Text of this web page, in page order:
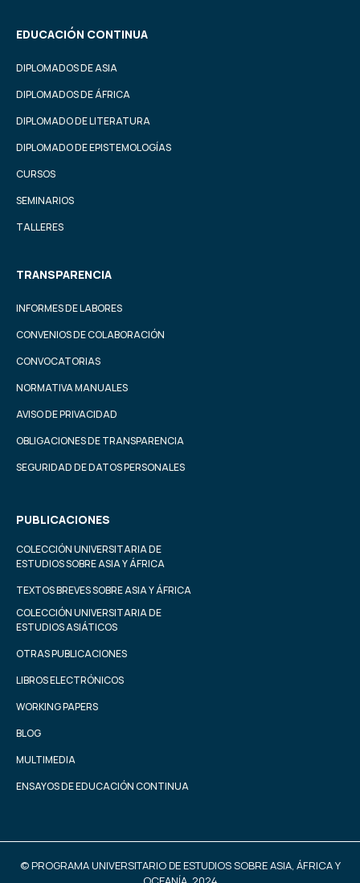
EDUCACIÓN CONTINUA
DIPLOMADOS DE ASIA
DIPLOMADOS DE ÁFRICA
DIPLOMADO DE LITERATURA
DIPLOMADO DE EPISTEMOLOGÍAS
CURSOS
SEMINARIOS
TALLERES
TRANSPARENCIA
INFORMES DE LABORES
CONVENIOS DE COLABORACIÓN
CONVOCATORIAS
NORMATIVA MANUALES
AVISO DE PRIVACIDAD
OBLIGACIONES DE TRANSPARENCIA
SEGURIDAD DE DATOS PERSONALES
PUBLICACIONES
COLECCIÓN UNIVERSITARIA DE
ESTUDIOS SOBRE ASIA Y ÁFRICA
TEXTOS BREVES SOBRE ASIA Y ÁFRICA
COLECCIÓN UNIVERSITARIA DE
ESTUDIOS ASIÁTICOS
OTRAS PUBLICACIONES
LIBROS ELECTRÓNICOS
WORKING PAPERS
BLOG
MULTIMEDIA
ENSAYOS DE EDUCACIÓN CONTINUA
© PROGRAMA UNIVERSITARIO DE ESTUDIOS SOBRE ASIA, ÁFRICA Y